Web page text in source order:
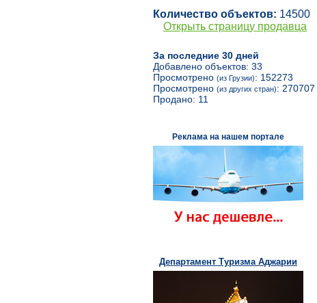
Количество объектов: 14500
Открыть страницу продавца
За последние 30 дней
Добавлено объектов: 33
Просмотрено (из Грузии): 152273
Просмотрено (из других стран): 270707
Продано: 11
Реклама на нашем портале
Департамент Туризма Аджарии